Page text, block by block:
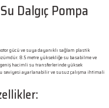
Dalgıç Pompa
gücü ve suya dayanıklı sağlam plastik
8.5 metre yüksekliğe su basabilme ve
hacimli su transferlerinde yüksek
seviyesi ayarlanabilir ve susuz çalışma ihtimali